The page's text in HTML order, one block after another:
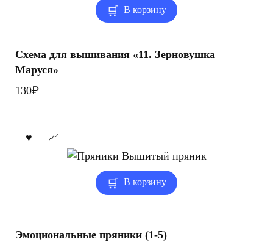
В корзину
Схема для вышивания «11. Зерновушка
Маруся»
130₽
В корзину
Эмоциональные пряники (1-5)